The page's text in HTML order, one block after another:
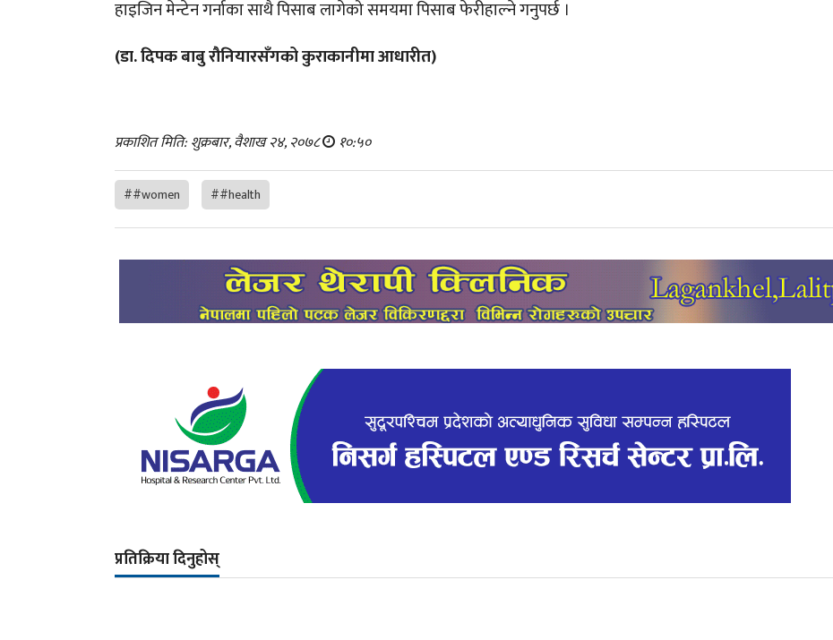
हाइजिन मेन्टेन गर्नाका साथै पिसाब लागेको समयमा पिसाब फेरीहाल्ने गनुपर्छ ।
(डा. दिपक बाबु रौनियारसँगको कुराकानीमा आधारीत)
प्रकाशित मिति: शुक्रबार, वैशाख २४, २०७८ १०:५०
##women ##health
प्रतिक्रिया दिनुहोस्